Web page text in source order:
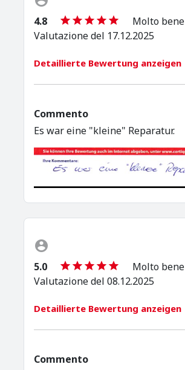
4.8
Molto bene
Valutazione del 17.12.2025
Detaillierte Bewertung anzeigen
Commento
Es war eine "kleine" Reparatur.
5.0
Molto bene
Valutazione del 08.12.2025
Detaillierte Bewertung anzeigen
Commento